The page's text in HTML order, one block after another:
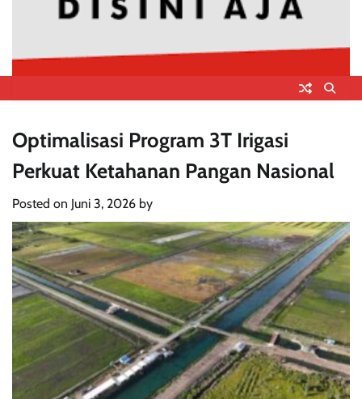
Optimalisasi Program 3T Irigasi
Perkuat Ketahanan Pangan Nasional
Posted on Juni 3, 2026 by